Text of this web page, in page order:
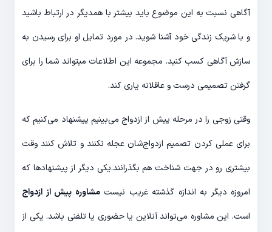
آگاهی نسبت به این موضوع باید بیشتر با همدیگر در ارتباط باشید
و با شریک زندگی خود آشنا شوید. در مورد تمایل او برای رسیدن به
سازش آگاهی کسب کنید. مجموعه این اطلاعات میتواند شما را برای
گرفتن تصمیمی درست و عاقلانه یاری کند.
وقتی زوجی را در مرحله پیش از ازدواج می‌بینیم پیشنهاد می‌کنیم که
برای عملی کردن تصمیم ازدواج‌شان عجله نکنند و تلاش کنند وقت
بیشتری رو در جهت شناخت هم بگذرانند.یکی دیگر از پیشنهادها که
امروزه دیگر به اندازه گذشته غریب نیستمشاوره پیش از ازدواج
است. این مشاوره می‌تواند آنلاین یا حضوری یا تلفنی باشد. یکی از